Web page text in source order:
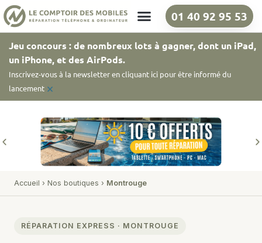
01 40 92 95 53
Jeu concours : de nombreux lots à gagner, dont un iPad,
un iPhone, et des AirPods.
Inscrivez-vous à la newsletter en cliquant ici pour être informé du
lancement ×
Accueil › Nos boutiques › Montrouge
RÉPARATION EXPRESS · MONTROUGE